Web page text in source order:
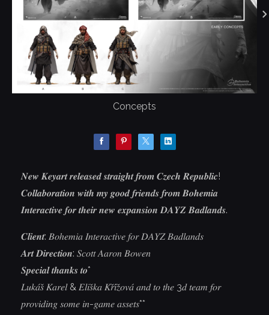
Concepts
𝑵𝒆𝒘 𝑲𝒆𝒚𝒂𝒓𝒕 𝒓𝒆𝒍𝒆𝒂𝒔𝒆𝒅 𝒔𝒕𝒓𝒂𝒊𝒈𝒉𝒕 𝒇𝒓𝒐𝒎 𝑪𝒛𝒆𝒄𝒉 𝑹𝒆𝒑𝒖𝒃𝒍𝒊𝒄!
𝑪𝒐𝒍𝒍𝒂𝒃𝒐𝒓𝒂𝒕𝒊𝒐𝒏 𝒘𝒊𝒕𝒉 𝒎𝒚 𝒈𝒐𝒐𝒅 𝒇𝒓𝒊𝒆𝒏𝒅𝒔 𝒇𝒓𝒐𝒎 𝑩𝒐𝒉𝒆𝒎𝒊𝒂
𝑰𝒏𝒕𝒆𝒓𝒂𝒄𝒕𝒊𝒗𝒆 𝒇𝒐𝒓 𝒕𝒉𝒆𝒊𝒓 𝒏𝒆𝒘 𝒆𝒙𝒑𝒂𝒏𝒔𝒊𝒐𝒏 𝑫𝑨𝒀𝒁 𝑩𝒂𝒅𝒍𝒂𝒏𝒅𝒔.
𝑪𝒍𝒊𝒆𝒏𝒕: 𝐵𝑜ℎ𝑒𝑚𝑖𝑎 𝐼𝑛𝑡𝑒𝑟𝑎𝑐𝑡𝑖𝑣𝑒 𝑓𝑜𝑟 𝐷𝐴𝑌𝑍 𝐵𝑎𝑑𝑙𝑎𝑛𝑑𝑠
𝑨𝒓𝒕 𝑫𝒊𝒓𝒆𝒄𝒕𝒊𝒐𝒏: 𝑆𝑐𝑜𝑡𝑡 𝐴𝑎𝑟𝑜𝑛 𝐵𝑜𝑤𝑒𝑛
𝑺𝒑𝒆𝒄𝒊𝒂𝒍 𝒕𝒉𝒂𝒏𝒌𝒔 𝒕𝒐*
𝐿𝑢𝑘𝑎́𝑠̌ 𝐾𝑎𝑟𝑒𝑙 & 𝐸𝑙𝑖𝑠̌𝑘𝑎 𝐾𝑟̌𝑖́𝑧̌𝑜𝑣𝑎́ 𝑎𝑛𝑑 𝑡𝑜 𝑡ℎ𝑒 3𝑑 𝑡𝑒𝑎𝑚 𝑓𝑜𝑟
𝑝𝑟𝑜𝑣𝑖𝑑𝑖𝑛𝑔 𝑠𝑜𝑚𝑒 𝑖𝑛-𝑔𝑎𝑚𝑒 𝑎𝑠𝑠𝑒𝑡𝑠**